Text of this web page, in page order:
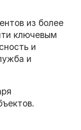
из более
ключевым
и
и